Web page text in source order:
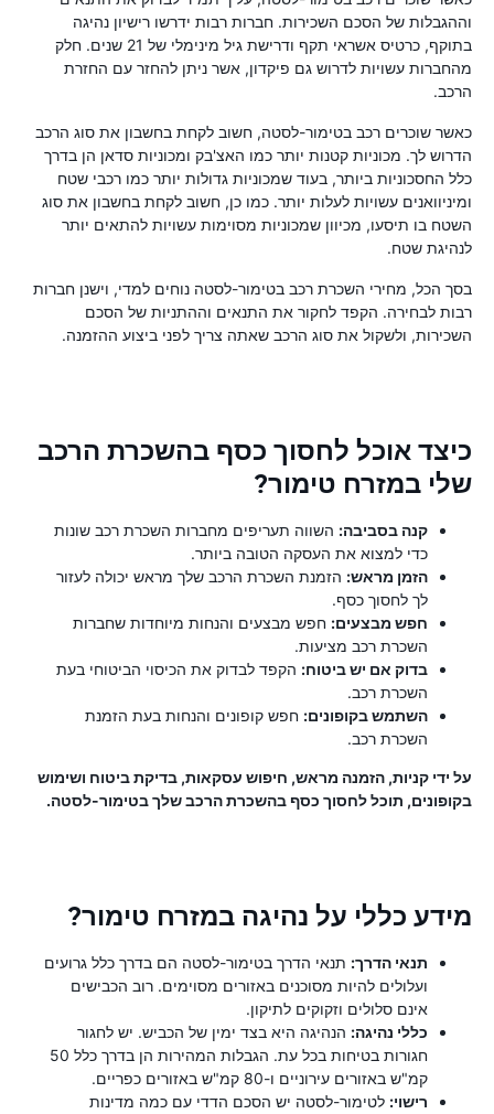
וההגבלות של הסכם השכירות. חברות רבות ידרשו רישיון נהיגה
בתוקף, כרטיס אשראי תקף ודרישת גיל מינימלי של 21 שנים. חלק
מהחברות עשויות לדרוש גם פיקדון, אשר ניתן להחזר עם החזרת
הרכב.
כאשר שוכרים רכב בטימור-לסטה, חשוב לקחת בחשבון את סוג הרכב
הדרוש לך. מכוניות קטנות יותר כמו האצ'בק ומכוניות סדאן הן בדרך
כלל החסכוניות ביותר, בעוד שמכוניות גדולות יותר כמו רכבי שטח
ומיניוואנים עשויות לעלות יותר. כמו כן, חשוב לקחת בחשבון את סוג
השטח בו תיסעו, מכיוון שמכוניות מסוימות עשויות להתאים יותר
לנהיגת שטח.
בסך הכל, מחירי השכרת רכב בטימור-לסטה נוחים למדי, וישנן חברות
רבות לבחירה. הקפד לחקור את התנאים וההתניות של הסכם
השכירות, ולשקול את סוג הרכב שאתה צריך לפני ביצוע ההזמנה.
כיצד אוכל לחסוך כסף בהשכרת הרכב
שלי במזרח טימור?
קנה בסביבה: השווה תעריפים מחברות השכרת רכב שונות
כדי למצוא את העסקה הטובה ביותר.
הזמן מראש: הזמנת השכרת הרכב שלך מראש יכולה לעזור
לך לחסוך כסף.
חפש מבצעים: חפש מבצעים והנחות מיוחדות שחברות
השכרת רכב מציעות.
בדוק אם יש ביטוח: הקפד לבדוק את הכיסוי הביטוחי בעת
השכרת רכב.
השתמש בקופונים: חפש קופונים והנחות בעת הזמנת
השכרת רכב.
על ידי קניות, הזמנה מראש, חיפוש עסקאות, בדיקת ביטוח ושימוש
בקופונים, תוכל לחסוך כסף בהשכרת הרכב שלך בטימור-לסטה.
מידע כללי על נהיגה במזרח טימור?
תנאי הדרך: תנאי הדרך בטימור-לסטה הם בדרך כלל גרועים
ועלולים להיות מסוכנים באזורים מסוימים. רוב הכבישים
אינם סלולים וזקוקים לתיקון.
כללי נהיגה: הנהיגה היא בצד ימין של הכביש. יש לחגור
חגורות בטיחות בכל עת. הגבלות המהירות הן בדרך כלל 50
קמ"ש באזורים עירוניים ו-80 קמ"ש באזורים כפריים.
רישוי: לטימור-לסטה יש הסכם הדדי עם כמה מדינות